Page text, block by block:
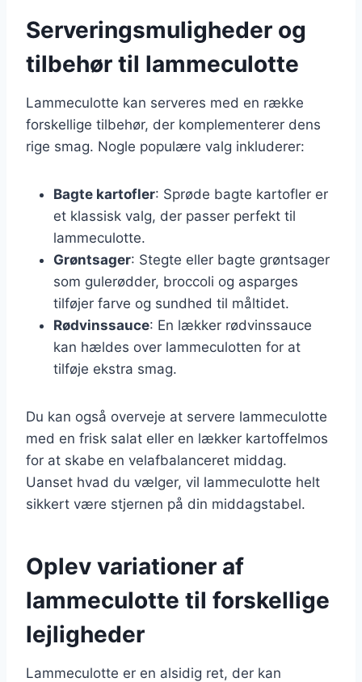
Serveringsmuligheder og
tilbehør til lammeculotte
Lammeculotte kan serveres med en række
forskellige tilbehør, der komplementerer dens
rige smag. Nogle populære valg inkluderer:
Bagte kartofler: Sprøde bagte kartofler er
et klassisk valg, der passer perfekt til
lammeculotte.
Grøntsager: Stegte eller bagte grøntsager
som gulerødder, broccoli og asparges
tilføjer farve og sundhed til måltidet.
Rødvinssauce: En lækker rødvinssauce
kan hældes over lammeculotten for at
tilføje ekstra smag.
Du kan også overveje at servere lammeculotte
med en frisk salat eller en lækker kartoffelmos
for at skabe en velafbalanceret middag.
Uanset hvad du vælger, vil lammeculotte helt
sikkert være stjernen på din middagstabel.
Oplev variationer af
lammeculotte til forskellige
lejligheder
Lammeculotte er en alsidig ret, der kan